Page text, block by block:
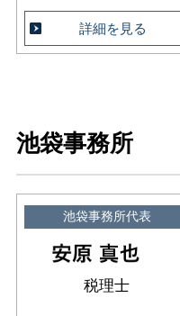
詳細を見る
池袋事務所
池袋事務所代表
税理士